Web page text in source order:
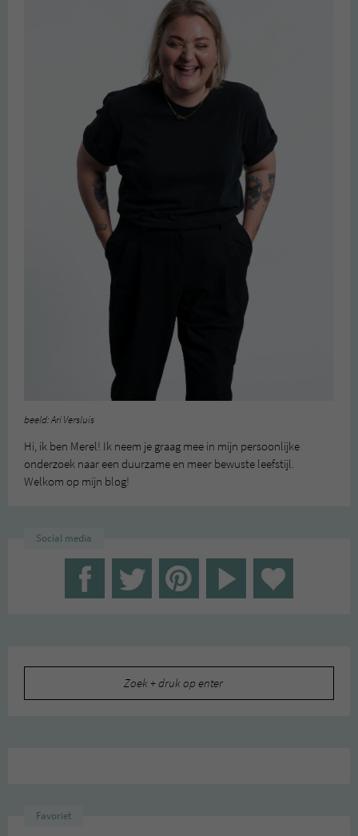
beeld: Ari Versluis
Hi, ik ben Merel! Ik neem je graag mee in mijn persoonlijke
onderzoek naar een duurzame en meer bewuste leefstijl.
Welkom op mijn blog!
Social media
Favoriet